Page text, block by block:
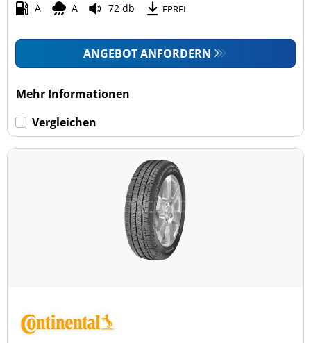
A A 72 db EPREL
ANGEBOT ANFORDERN
Mehr Informationen
Vergleichen